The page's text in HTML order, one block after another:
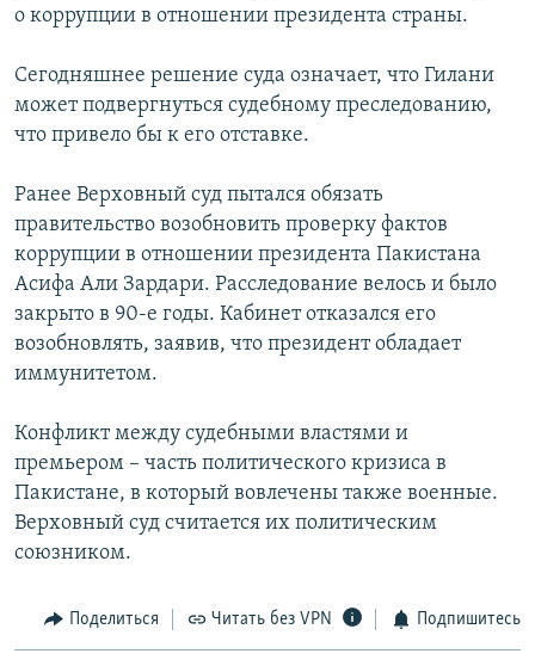
о коррупции в отношении президента страны.
Сегодняшнее решение суда означает, что Гилани
может подвергнуться судебному преследованию,
что привело бы к его отставке.
Ранее Верховный суд пытался обязать
правительство возобновить проверку фактов
коррупции в отношении президента Пакистана
Асифа Али Зардари. Расследование велось и было
закрыто в 90-е годы. Кабинет отказался его
возобновлять, заявив, что президент обладает
иммунитетом.
Конфликт между судебными властями и
премьером – часть политического кризиса в
Пакистане, в который вовлечены также военные.
Верховный суд считается их политическим
союзником.
Поделиться Читать без VPN Подпишитесь